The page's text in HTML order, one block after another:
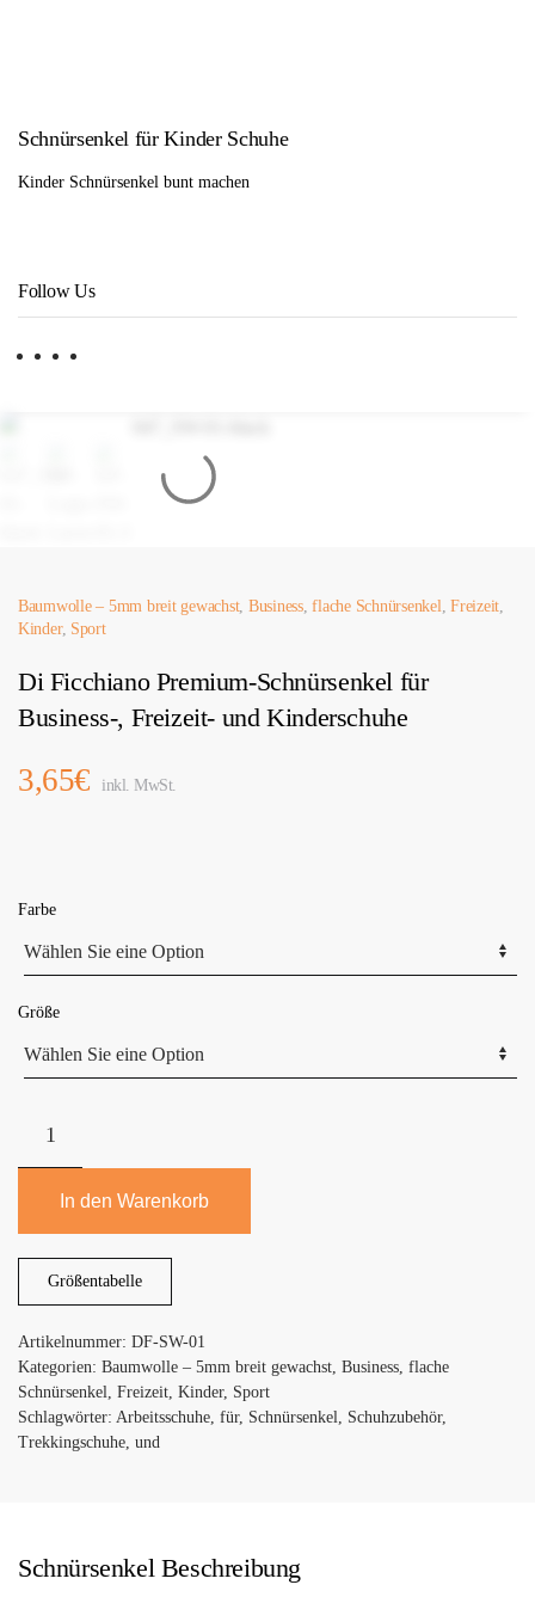
Schnürsenkel für Kinder Schuhe
Kinder Schnürsenkel bunt machen
Follow Us
Baumwolle – 5mm breit gewachst, Business,flache Schnürsenkel,Freizeit,
Kinder, Sport
Di Ficchiano Premium-Schnürsenkel für
Business-, Freizeit- und Kinderschuhe
3,65€ inkl. MwSt.
Farbe
Größe
Ficchiano
Premium-
Schnürsenkel
für
Business-,
Freizeit-
Kinderschuhe
Menge
In den Warenkorb
Größentabelle
Artikelnummer: DF-SW-01
Kategorien: Baumwolle – 5mm breit gewachst, Business, flache
Schnürsenkel, Freizeit, Kinder, Sport
Schlagwörter: Arbeitsschuhe, für, Schnürsenkel, Schuhzubehör,
Trekkingschuhe, und
Schnürsenkel Beschreibung